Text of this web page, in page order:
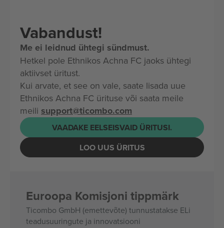
Vabandust!
Me ei leidnud ühtegi sündmust.
Hetkel pole Ethnikos Achna FC jaoks ühtegi
aktiivset üritust.
Kui arvate, et see on vale, saate lisada uue
Ethnikos Achna FC ürituse või saata meile
meili support@ticombo.com
VAADAKE EELSEISVAID ÜRITUSI.
LOO UUS ÜRITUS
Euroopa Komisjoni tippmärk
Ticombo GmbH (emettevõte) tunnustatakse ELi
teadusuuringute ja innovatsiooni